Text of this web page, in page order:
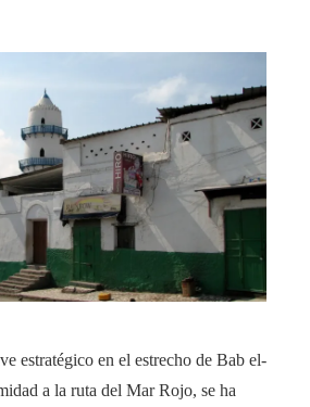
estratégico en el estrecho de Bab el-
a la ruta del Mar Rojo, se ha